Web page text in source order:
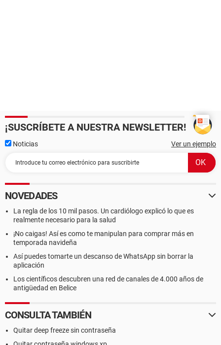
¡SUSCRÍBETE A NUESTRA NEWSLETTER!
Noticias Ver un ejemplo
NOVEDADES
La regla de los 10 mil pasos. Un cardiólogo explicó lo que es
realmente necesario para la salud
¡No caigas! Así es como te manipulan para comprar más en
temporada navideña
Así puedes tomarte un descanso de WhatsApp sin borrar la
aplicación
Los científicos descubren una red de canales de 4.000 años de
antigüedad en Belice
CONSULTA TAMBIÉN
Quitar deep freeze sin contraseña